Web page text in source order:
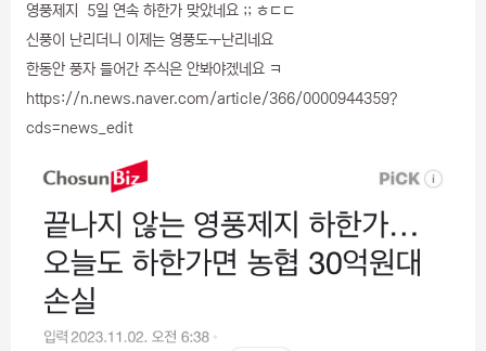
영풍제지 5일 연속 하한가 맞았네요 ;; ㅎㄷㄷ
신풍이 난리더니 이제는 영풍도ㅜ난리네요
한동안 풍자 들어간 주식은 안봐야겠네요 ㅋ
https://n.news.naver.com/article/366/0000944359?
cds=news_edit